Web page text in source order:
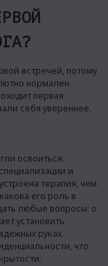
встречей, потому
нормален.
первая
себя увереннее.
освоиться.
и
терапия, чем
его роль в
любые вопросы: о
установить
руках.
что